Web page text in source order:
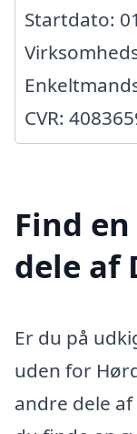
Startdato:
CVR:
Find
dele af
Er du på
uden for
andre dele